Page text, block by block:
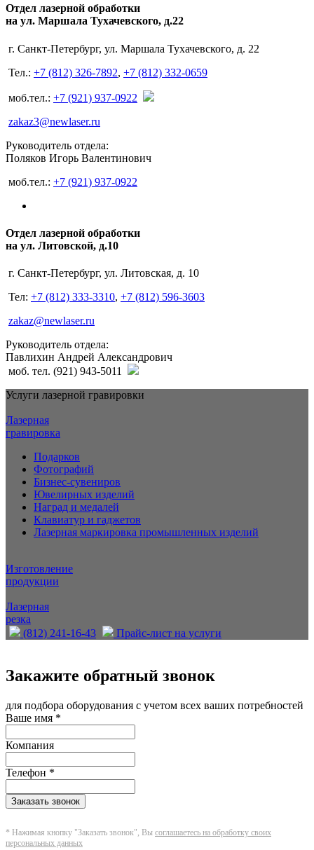
Отдел лазерной обработки
на ул. Маршала Тухачевского, д.22
г. Санкт-Петербург, ул. Маршала Тухачевского, д. 22
Тел.: +7 (812) 326-7892, +7 (812) 332-0659
моб.тел.: +7 (921) 937-0922
zakaz3@newlaser.ru
Руководитель отдела:
Поляков Игорь Валентинович
моб.тел.: +7 (921) 937-0922
Отдел лазерной обработки
на ул. Литовской, д.10
г. Санкт-Петербург, ул. Литовская, д. 10
Тел: +7 (812) 333-3310, +7 (812) 596-3603
zakaz@newlaser.ru
Руководитель отдела:
Павлихин Андрей Александрович
моб. тел. (921) 943-5011
Услуги лазерной гравировки
Лазерная
гравировка
Подарков
Фотографий
Бизнес-сувениров
Ювелирных изделий
Наград и медалей
Клавиатур и гаджетов
Лазерная маркировка промышленных изделий
Изготовление
продукции
Лазерная
резка
(812) 241-16-43
Прайс-лист на услуги
Закажите обратный звонок
для подбора оборудования с учетом всех ваших потребностей
Ваше имя *
Компания
Телефон *
Заказать звонок
* Нажимая кнопку "Заказать звонок", Вы соглашаетесь на обработку своих
персональных данных